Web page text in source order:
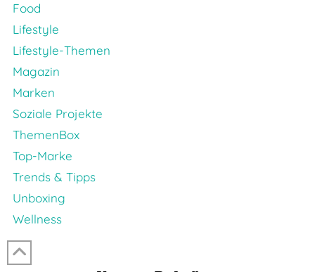
Food
Lifestyle
Lifestyle-Themen
Magazin
Marken
Soziale Projekte
ThemenBox
Top-Marke
Trends & Tipps
Unboxing
Wellness